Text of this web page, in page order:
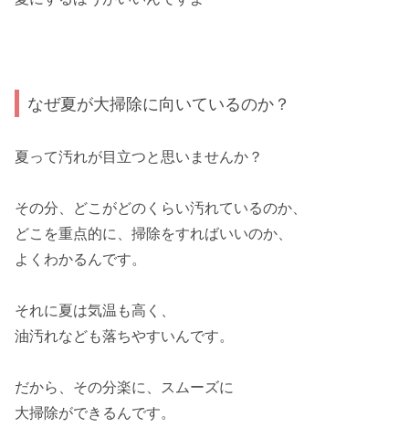
なぜ夏が大掃除に向いているのか？
夏って汚れが目立つと思いませんか？
その分、どこがどのくらい汚れているのか、
どこを重点的に、掃除をすればいいのか、
よくわかるんです。
それに夏は気温も高く、
油汚れなども落ちやすいんです。
だから、その分楽に、スムーズに
大掃除ができるんです。